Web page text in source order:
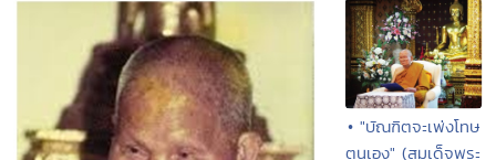
• "บัณฑิตจะเพ่งโทษ
ตนเอง" (สมเด็จพระ